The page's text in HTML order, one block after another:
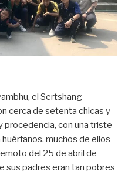
el Sertshang
cerca de setenta chicas y
con una triste
muchos de ellos
del 25 de abril de
sus padres eran tan pobres